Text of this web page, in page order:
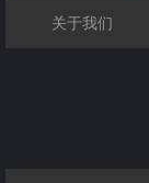
关于我们